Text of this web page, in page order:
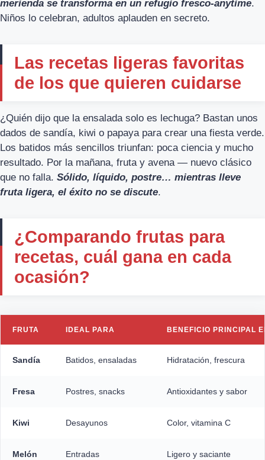
merienda se transforma en un refugio fresco-anytime.
Niños lo celebran, adultos aplauden en secreto.
Las recetas ligeras favoritas
de los que quieren cuidarse
¿Quién dijo que la ensalada solo es lechuga? Bastan unos
dados de sandía, kiwi o papaya para crear una fiesta verde.
Los batidos más sencillos triunfan: poca ciencia y mucho
resultado. Por la mañana, fruta y avena — nuevo clásico
que no falla. Sólido, líquido, postre… mientras lleve
fruta ligera, el éxito no se discute.
¿Comparando frutas para
recetas, cuál gana en cada
ocasión?
FRUTA IDEAL PARA BENEFICIO PRINCIPAL
Sandía Batidos, ensaladas Hidratación, frescura
Fresa Postres, snacks Antioxidantes y sabor
Kiwi Desayunos Color, vitamina C
Melón Entradas Ligero y saciante